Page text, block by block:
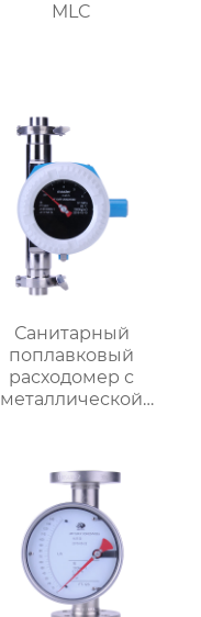
MLC
Санитарный
поплавковый
расходомер с
металлической